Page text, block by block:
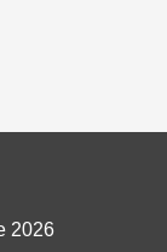
2026